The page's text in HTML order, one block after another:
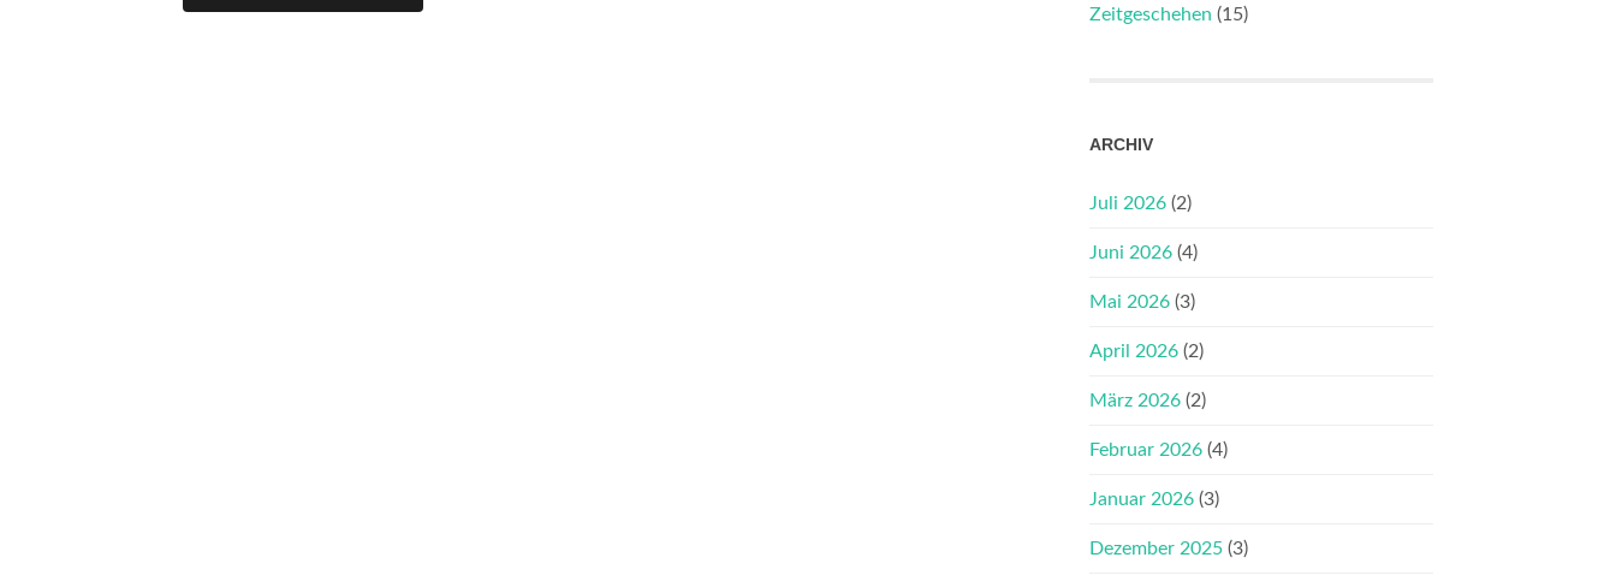
Zeitgeschehen (15)
ARCHIV
Juli 2026 (2)
Juni 2026 (4)
Mai 2026 (3)
April 2026 (2)
März 2026 (2)
Februar 2026 (4)
Januar 2026 (3)
Dezember 2025 (3)